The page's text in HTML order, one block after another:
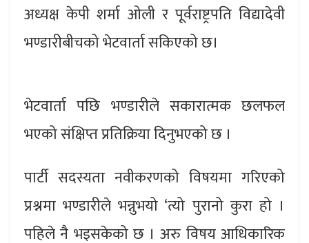
अध्यक्ष केपी शर्मा ओली र पूर्वराष्ट्रपति विद्यादेवी
भण्डारीबीचको भेटवार्ता सकिएको छ।
भेटवार्ता पछि भण्डारीले सकारात्मक छलफल
भएको संक्षिप्त प्रतिक्रिया दिनुभएको छ ।
पार्टी सदस्यता नवीकरणको विषयमा गरिएको
प्रश्नमा भण्डारीले भन्नुभयो ‘त्यो पुरानो कुरा हो ।
पहिले नै भइसकेको छ । अरु विषय आधिकारिक